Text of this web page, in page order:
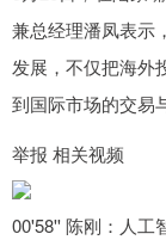
兼总经理潘凤表示
发展，不仅把海外
到国际市场的交易
举报 相关视频
00'58'' 陈刚：人工